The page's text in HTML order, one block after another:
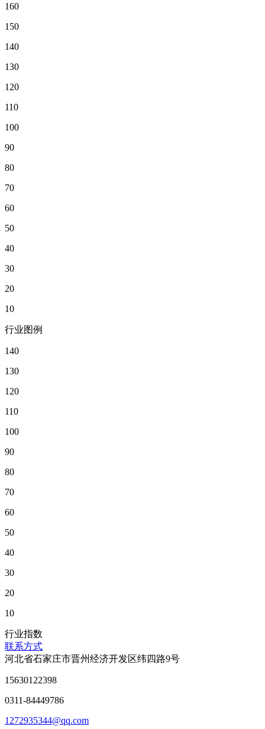
160
150
140
130
120
110
100
90
80
70
60
50
40
30
20
10
行业图例
140
130
120
110
100
90
80
70
60
50
40
30
20
10
行业指数
联系方式
河北省石家庄市晋州经济开发区纬四路9号
15630122398
0311-84449786
1272935344@qq.com